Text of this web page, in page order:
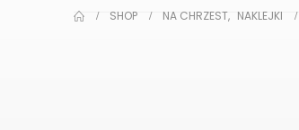
SHOP NA CHRZEST, NAKLEJKI